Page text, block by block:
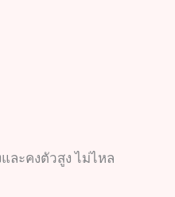
ละคงตัวสูง ไม่ไหล